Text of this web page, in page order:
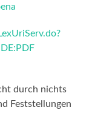
durch nichts
Feststellungen